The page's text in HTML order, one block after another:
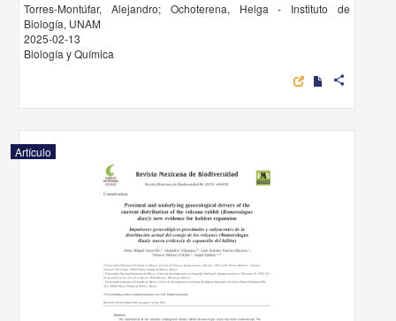
Torres-Montúfar, Alejandro; Ochoterena, Helga - Instituto de
Biología, UNAM
2025-02-13
Biología y Química
share
Artículo